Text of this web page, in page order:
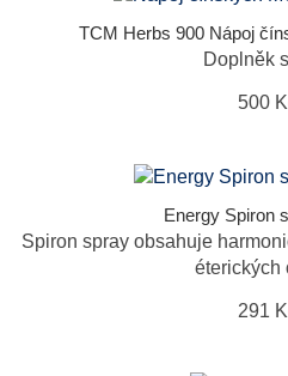
TCM Herbs 900 Nápoj
Doplněk
500
Energy Spiron
Spiron spray obsahuje
éterických
291